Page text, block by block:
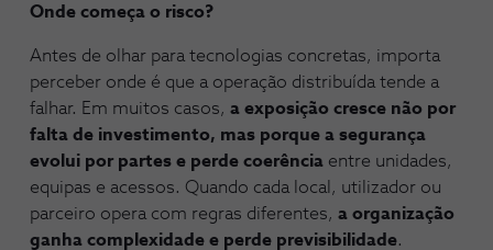
Onde começa o risco?
Antes de olhar para tecnologias concretas, importa
perceber onde é que a operação distribuída tende a
falhar. Em muitos casos, a exposição cresce não por
falta de investimento, mas porque a segurança
evolui por partes e perde coerência entre unidades,
equipas e acessos. Quando cada local, utilizador ou
parceiro opera com regras diferentes, a organização
ganha complexidade e perde previsibilidade.